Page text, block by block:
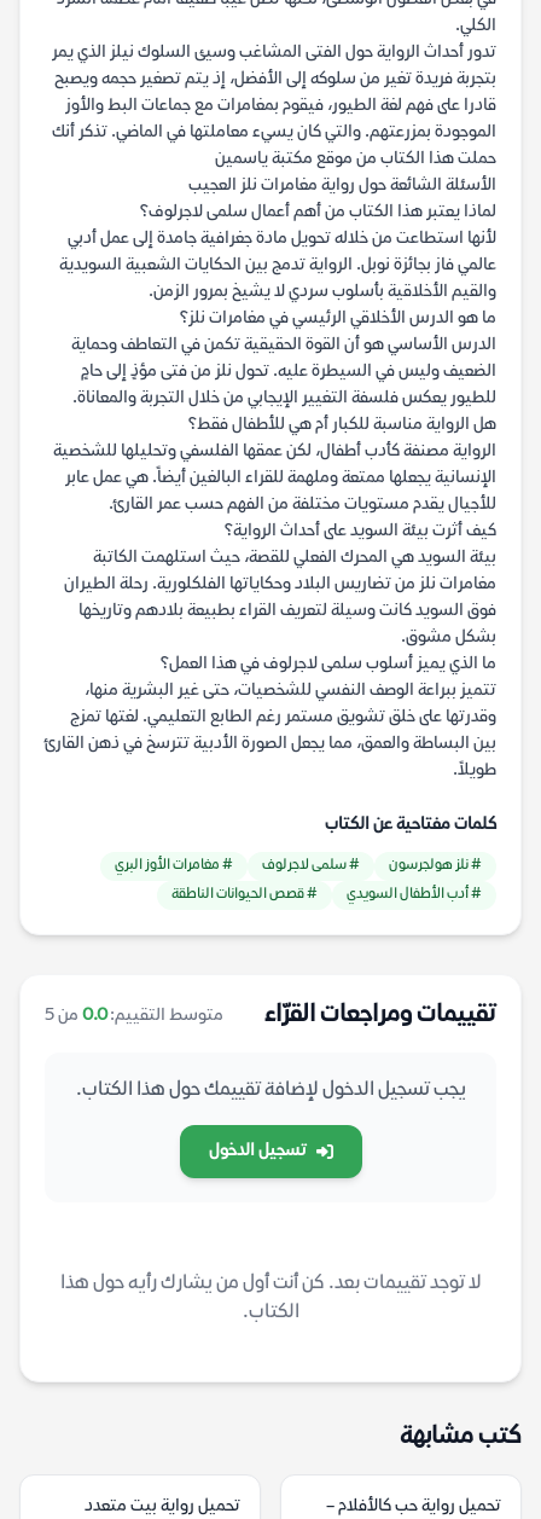
الكلي.
تدور أحداث الرواية حول الفتى المشاغب وسيئ السلوك نيلز الذي يمر
بتجربة فريدة تغير من سلوكه إلى الأفضل، إذ يتم تصغير حجمه ويصبح
قادرا على فهم لغة الطيور، فيقوم بمغامرات مع جماعات البط والأوز
الموجودة بمزرعتهم. والتي كان يسيء معاملتها في الماضي. تذكر أنك
حملت هذا الكتاب من موقع مكتبة ياسمين
الأسئلة الشائعة حول رواية مغامرات نلز العجيب
لماذا يعتبر هذا الكتاب من أهم أعمال سلمى لاجرلوف؟
لأنها استطاعت من خلاله تحويل مادة جغرافية جامدة إلى عمل أدبي
عالمي فاز بجائزة نوبل. الرواية تدمج بين الحكايات الشعبية السويدية
والقيم الأخلاقية بأسلوب سردي لا يشيخ بمرور الزمن.
ما هو الدرس الأخلاقي الرئيسي في مغامرات نلز؟
الدرس الأساسي هو أن القوة الحقيقية تكمن في التعاطف وحماية
الضعيف وليس في السيطرة عليه. تحول نلز من فتى مؤذٍ إلى حامٍ
للطيور يعكس فلسفة التغيير الإيجابي من خلال التجربة والمعاناة.
هل الرواية مناسبة للكبار أم هي للأطفال فقط؟
الرواية مصنفة كأدب أطفال، لكن عمقها الفلسفي وتحليلها للشخصية
الإنسانية يجعلها ممتعة وملهمة للقراء البالغين أيضاً. هي عمل عابر
للأجيال يقدم مستويات مختلفة من الفهم حسب عمر القارئ.
كيف أثرت بيئة السويد على أحداث الرواية؟
بيئة السويد هي المحرك الفعلي للقصة، حيث استلهمت الكاتبة
مغامرات نلز من تضاريس البلاد وحكاياتها الفلكلورية. رحلة الطيران
فوق السويد كانت وسيلة لتعريف القراء بطبيعة بلادهم وتاريخها
بشكل مشوق.
ما الذي يميز أسلوب سلمى لاجرلوف في هذا العمل؟
تتميز ببراعة الوصف النفسي للشخصيات، حتى غير البشرية منها،
وقدرتها على خلق تشويق مستمر رغم الطابع التعليمي. لغتها تمزج
بين البساطة والعمق، مما يجعل الصورة الأدبية تترسخ في ذهن القارئ
طويلاً.
كلمات مفتاحية عن الكتاب
# نلز هولجرسون # سلمى لاجرلوف
# مغامرات الأوز البري
# أدب الأطفال السويدي
# قصص الحيوانات الناطقة
تقييمات ومراجعات القرّاء متوسط التقييم:0.0 من 5
يجب تسجيل الدخول لإضافة تقييمك حول هذا الكتاب.
تسجيل الدخول
لا توجد تقييمات بعد. كن أنت أول من يشارك رأيه حول هذا
الكتاب.
كتب مشابهة
تحميل رواية حب كالأفلام –
تحميل رواية بيت متعدد